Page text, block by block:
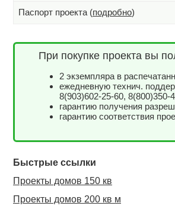
Паспорт проекта (подробно)
При покупке проекта вы
2 экземпляра в
ежедневную технич.
8(903)602-25-60, 8(800)350-
гарантию получения
гарантию соответствия
Быстрые ссылки
Проекты домов 150 кв
Проекты домов 200 кв м